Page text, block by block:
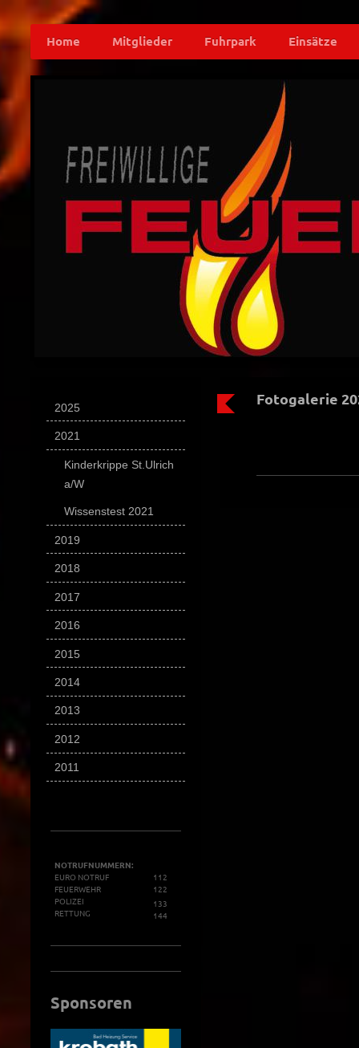
Home Mitglieder Fuhrpark Einsätze
Fotogalerie
2025
2021
Kinderkrippe St.Ulrich
a/W
Wissenstest 2021
2019
2018
2017
2016
2015
2014
2013
2012
2011
NOTRUFNUMMERN:
EURO NOTRUF
FEUERWEHR
POLIZEI
RETTUNG
112
122
133
144
Sponsoren